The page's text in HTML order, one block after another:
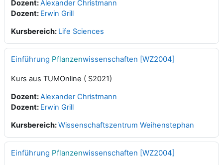
Dozent:Alexander Christmann
Dozent: Erwin Grill
Kursbereich: Life Sciences
Einführung Pflanzenwissenschaften [WZ2004]
Kurs aus TUMOnline ( S2021)
Dozent:Alexander Christmann
Dozent: Erwin Grill
Kursbereich:Wissenschaftszentrum Weihenstephan
Einführung Pflanzenwissenschaften [WZ2004]